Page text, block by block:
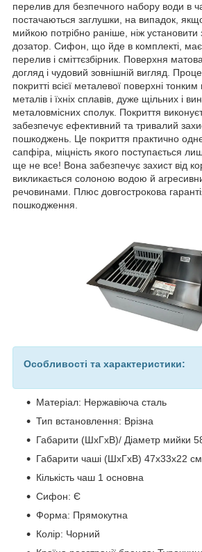
перелив для безпечного набору води в
постачаються заглушки, на випадок,
мийкою потрібно раніше, ніж установити
дозатор. Сифон, що йде в комплекті,
перелив і сміттєзбірник. Поверхня
догляд і чудовий зовнішній вигляд.
покритті всієї металевої поверхні
металів і їхніх сплавів, дуже щільних і
металовмісних сполук. Покриття
забезпечує ефективний та тривалий
пошкоджень. Це покриття практично
сапфіра, міцність якого поступається
ще не все! Вона забезпечує захист від
викликається солоною водою й
речовинами. Плюс довгострокова
пошкодження.
Особливості та характеристики:
Матеріал: Нержавіюча сталь
Тип встановлення: Врізна
Габарити (ШхГхВ)/ Діаметр мийки
Габарити чаші (ШхГхВ) 47х33х22 см
Кількість чаш 1 основна
Сифон: Є
Форма: Прямокутна
Колір: Чорний